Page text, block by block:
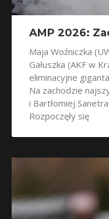
AMP 2026:
Maja Woźniczka
Gałuszka (AKF w
eliminacyjne
Na zachodzie
i Bartłomiej
Rozpoczęły się